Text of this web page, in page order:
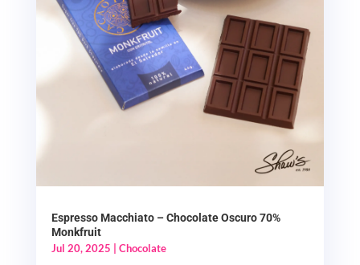
Espresso Macchiato – Chocolate Oscuro 70%
Monkfruit
Jul 20, 2025
Chocolate